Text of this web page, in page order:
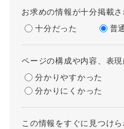
お求めの情報が十分掲載
十分だった
普
ページの構成や内容、表
分かりやすかった
分かりにくかった
この情報をすぐに見つけ